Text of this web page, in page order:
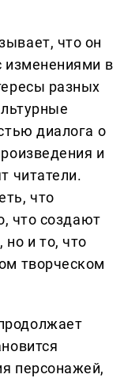
что он
изменениями в
разных
диалога о
и
читатели.
что
что создают
и то, что
творческом
персонажей,